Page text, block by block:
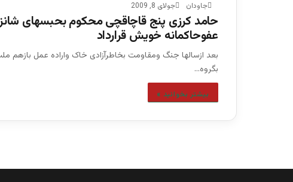
جاودان جولای 8, 2009
حامد کرزی پنج قاچاقچی محکوم بحبسهای
عفوحاکمانه خویش قرارداد
بعد ازسالها جنگ ومقاومت بخاطرآزادی خاک واراده عمل بازهم
بگروه…
بیشتر بخوانید »